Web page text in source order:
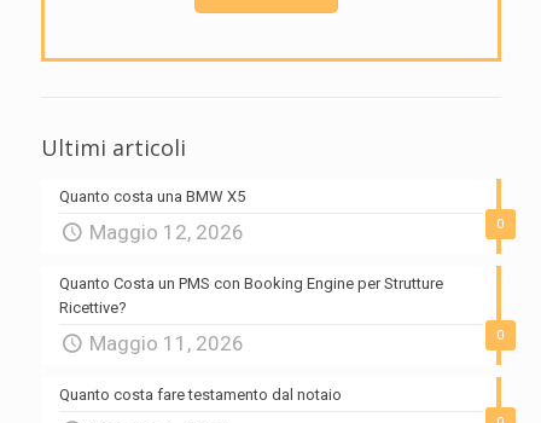
Ultimi articoli
0
Quanto costa una BMW X5
Maggio 12, 2026
0
Quanto Costa un PMS con Booking Engine per Strutture
Ricettive?
Maggio 11, 2026
Quanto costa fare testamento dal notaio